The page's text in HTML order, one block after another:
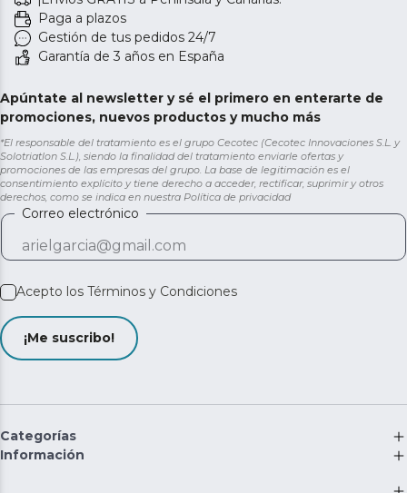
Paga a plazos
Gestión de tus pedidos 24/7
Garantía de 3 años en España
Apúntate al newsletter y sé el primero en enterarte de
promociones, nuevos productos y mucho más
*El responsable del tratamiento es el grupo Cecotec (Cecotec Innovaciones S.L. y
Solotriatlon S.L.), siendo la finalidad del tratamiento enviarle ofertas y
promociones de las empresas del grupo. La base de legitimación es el
consentimiento explícito y tiene derecho a acceder, rectificar, suprimir y otros
derechos, como se indica en nuestra Política de privacidad
Correo electrónico
Acepto los Términos y Condiciones
¡Me suscribo!
Categorías
Información